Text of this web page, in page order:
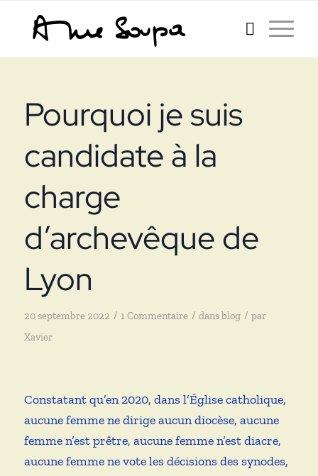
Pourquoi je suis
candidate à la
charge
d’archevêque de
Lyon
20 septembre 2022 / 1 Commentaire / dansblog / par
Xavier
Constatant qu’en 2020, dans l’Église catholique,
aucune femme ne dirige aucun diocèse, aucune
femme n’est prêtre, aucune femme n’est diacre,
aucune femme ne vote les décisions des synodes,